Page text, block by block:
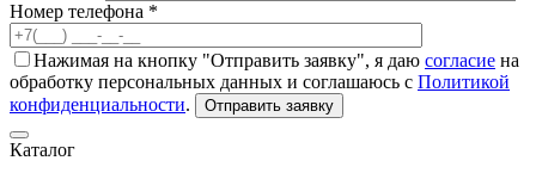
Номер телефона *
Нажимая на кнопку "Отправить заявку", я даю согласие на
обработку персональных данных и соглашаюсь с Политикой
конфиденциальности. Отправить заявку
Каталог